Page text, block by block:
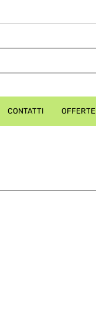
CONTATTI OFFERTE